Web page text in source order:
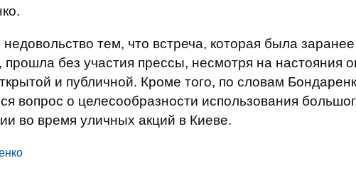
тем, что встреча, которая была заранее
без участия прессы, несмотря на настояния
и публичной. Кроме того, по словам
вопрос о целесообразности использования
во время уличных акций в Киеве.